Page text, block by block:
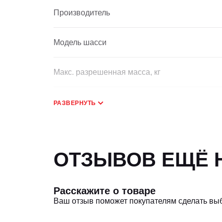
Производитель
Модель шасси
Макс. разрешенная масса, кг
Габариты, мм
Размер шин
Нагрузка на ось, кг
РАЗВЕРНУТЬ
ОТЗЫВОВ ЕЩЁ
Расскажите о товаре
Ваш отзыв поможет покупателям сделать